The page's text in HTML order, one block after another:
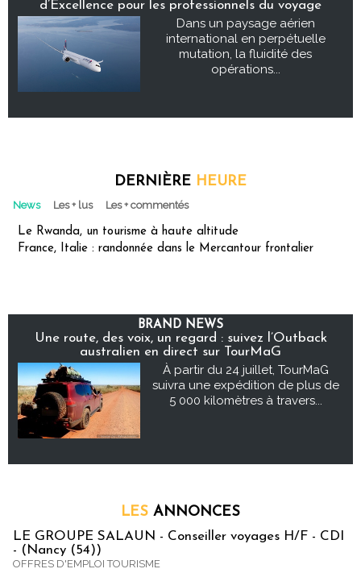
d’Excellence pour les professionnels du voyage
Dans un paysage aérien
international en perpétuelle
mutation, la fluidité des
opérations...
DERNIÈRE HEURE
News Les + lus Les + commentés
Le Rwanda, un tourisme à haute altitude
France, Italie : randonnée dans le Mercantour frontalier
BRAND NEWS
Une route, des voix, un regard : suivez l’Outback
australien en direct sur TourMaG
À partir du 24 juillet, TourMaG
suivra une expédition de plus de
5 000 kilomètres à travers...
LES ANNONCES
LE GROUPE SALAUN - Conseiller voyages H/F - CDI
- (Nancy (54))
OFFRES D'EMPLOI TOURISME